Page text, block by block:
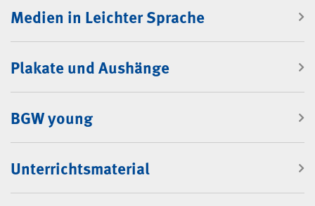
Medien in Leichter Sprache
Plakate und Aushänge
BGW young
Unterrichtsmaterial